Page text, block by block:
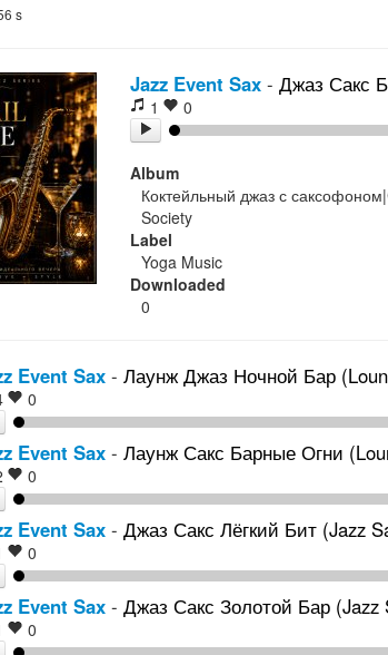
s
Jazz Event Sax - Джаз Сакс
1 0
Album
Коктейльный джаз с
Society
Label
Yoga Music
Downloaded
0
Event Sax - Лаунж Джаз Ночной Бар
0
Event Sax - Лаунж Сакс Барные Огни
0
Event Sax - Джаз Сакс Лёгкий Бит (Jazz
0
Event Sax - Джаз Сакс Золотой Бар (Jazz
0